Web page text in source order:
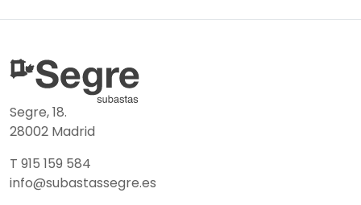
Segre, 18.
28002 Madrid
T 915 159 584
info@subastassegre.es